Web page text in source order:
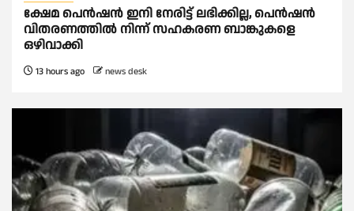
ക്ഷേമ പെൻഷൻ ഇനി നേരിട്ട് ലഭിക്കില്ല, പെൻഷൻ
വിതരണത്തില്‍ നിന്ന് സഹകരണ ബാങ്കുകളെ
ഒഴിവാക്കി
13 hours ago news desk